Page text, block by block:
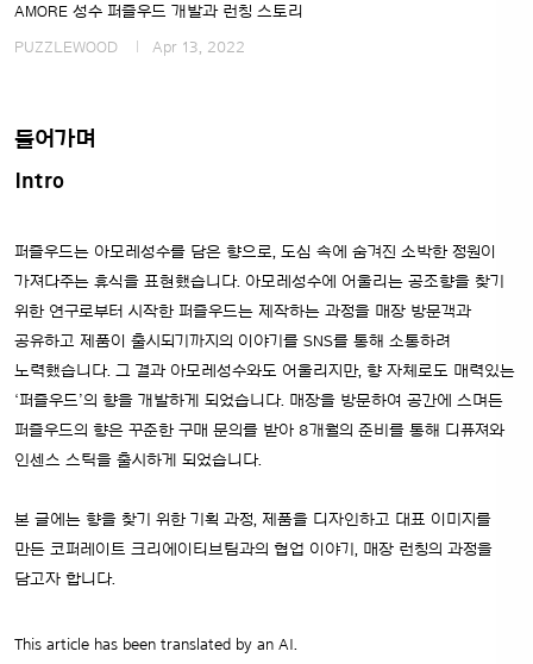
AMORE 성수 퍼즐우드 개발과 런칭 스토리
PUZZLEWOOD Apr 13, 2022
들어가며
Intro
퍼즐우드는 아모레성수를 담은 향으로, 도심 속에 숨겨진 소박한 정원이
가져다주는 휴식을 표현했습니다. 아모레성수에 어울리는 공조향을 찾기
위한 연구로부터 시작한 퍼즐우드는 제작하는 과정을 매장 방문객과
공유하고 제품이 출시되기까지의 이야기를 SNS를 통해 소통하려
노력했습니다. 그 결과 아모레성수와도 어울리지만, 향 자체로도 매력있는
‘퍼즐우드’의 향을 개발하게 되었습니다. 매장을 방문하여 공간에 스며든
퍼즐우드의 향은 꾸준한 구매 문의를 받아 8개월의 준비를 통해 디퓨져와
인센스 스틱을 출시하게 되었습니다.
본 글에는 향을 찾기 위한 기획 과정, 제품을 디자인하고 대표 이미지를
만든 코퍼레이트 크리에이티브팀과의 협업 이야기, 매장 런칭의 과정을
담고자 합니다.
This article has been translated by an AI.